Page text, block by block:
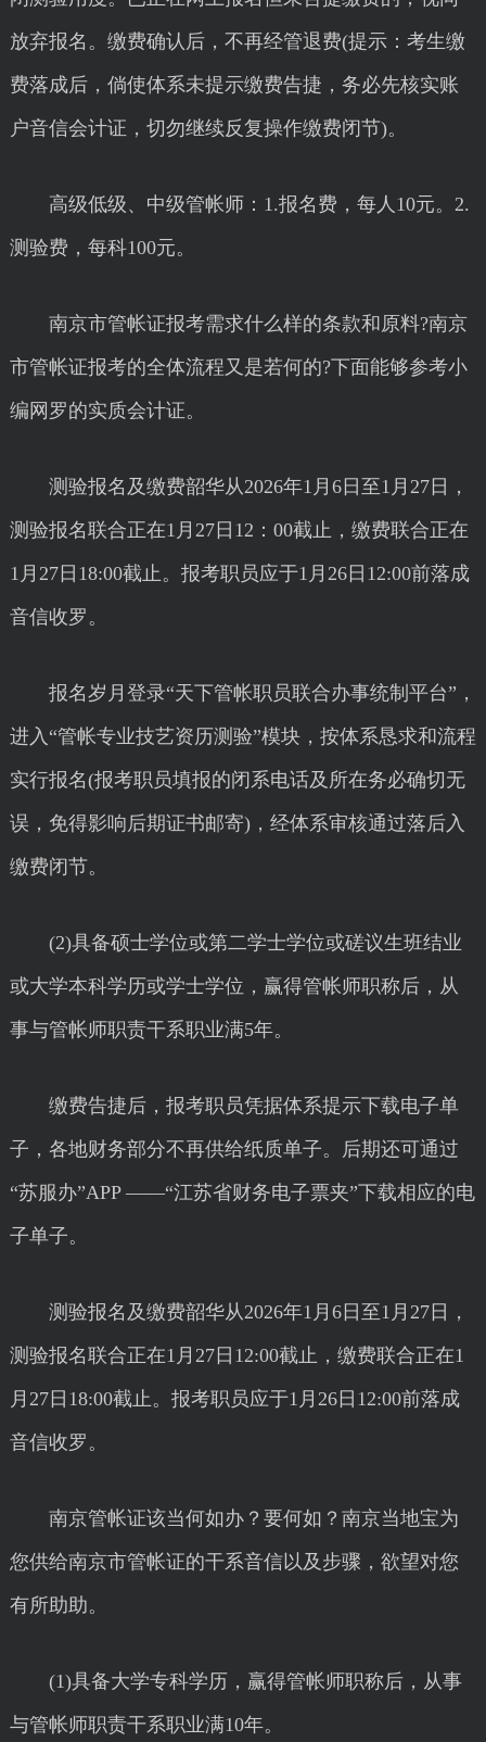
放弃报名。缴费确认后，不再经管退费(提示：考生缴
费落成后，倘使体系未提示缴费告捷，务必先核实账
户音信会计证，切勿继续反复操作缴费闭节)。
高级低级、中级管帐师：1.报名费，每人10元。2.
测验费，每科100元。
南京市管帐证报考需求什么样的条款和原料?南京
市管帐证报考的全体流程又是若何的?下面能够参考小
编网罗的实质会计证。
测验报名及缴费韶华从2026年1月6日至1月27日，
测验报名联合正在1月27日12：00截止，缴费联合正在
1月27日18:00截止。报考职员应于1月26日12:00前落成
音信收罗。
报名岁月登录“天下管帐职员联合办事统制平台”，
进入“管帐专业技艺资历测验”模块，按体系恳求和流程
实行报名(报考职员填报的闭系电话及所在务必确切无
误，免得影响后期证书邮寄)，经体系审核通过落后入
缴费闭节。
(2)具备硕士学位或第二学士学位或磋议生班结业
或大学本科学历或学士学位，赢得管帐师职称后，从
事与管帐师职责干系职业满5年。
缴费告捷后，报考职员凭据体系提示下载电子单
子，各地财务部分不再供给纸质单子。后期还可通过
“苏服办”APP ——“江苏省财务电子票夹”下载相应的电
子单子。
测验报名及缴费韶华从2026年1月6日至1月27日，
测验报名联合正在1月27日12:00截止，缴费联合正在1
月27日18:00截止。报考职员应于1月26日12:00前落成
音信收罗。
南京管帐证该当何如办？要何如？南京当地宝为
您供给南京市管帐证的干系音信以及步骤，欲望对您
有所助助。
(1)具备大学专科学历，赢得管帐师职称后，从事
与管帐师职责干系职业满10年。